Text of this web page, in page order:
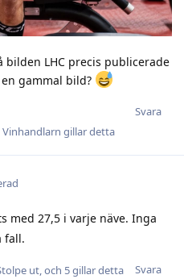
LHC precis publicerade
gammal bild?
Svara
Vinhandlarn gillar detta
med 27,5 i varje näve. Inga
fall.
Svara
ut, och 5gillar detta